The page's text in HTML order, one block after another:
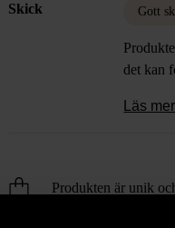
Skick Gott
det kan
Läs
Produkten är unik